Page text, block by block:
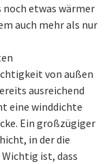
noch etwas wärmer
auch mehr als nur
von außen
ausreichend
eine winddichte
Ein großzügiger
in der die
ist, dass